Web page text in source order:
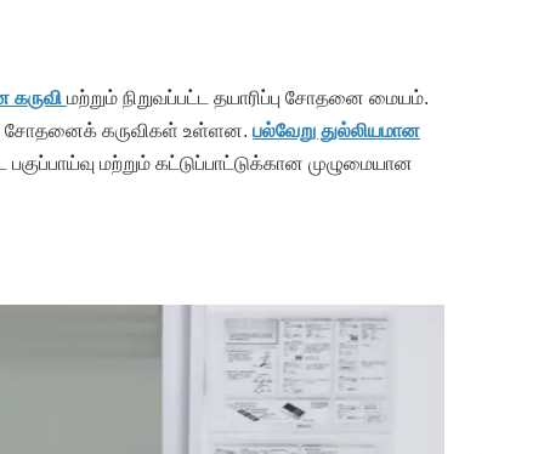
மற்றும் நிறுவப்பட்ட தயாரிப்பு சோதனை மையம்.
சோதனைக் கருவிகள் உள்ளன. பல்வேறு துல்லியமான
மற்றும் கட்டுப்பாட்டுக்கான முழுமையான